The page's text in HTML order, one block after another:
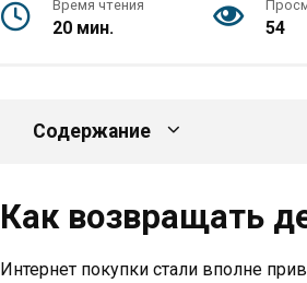
Время чтения
20 мин. 54
Содержание
Как возвращать
Интернет покупки стали вполне